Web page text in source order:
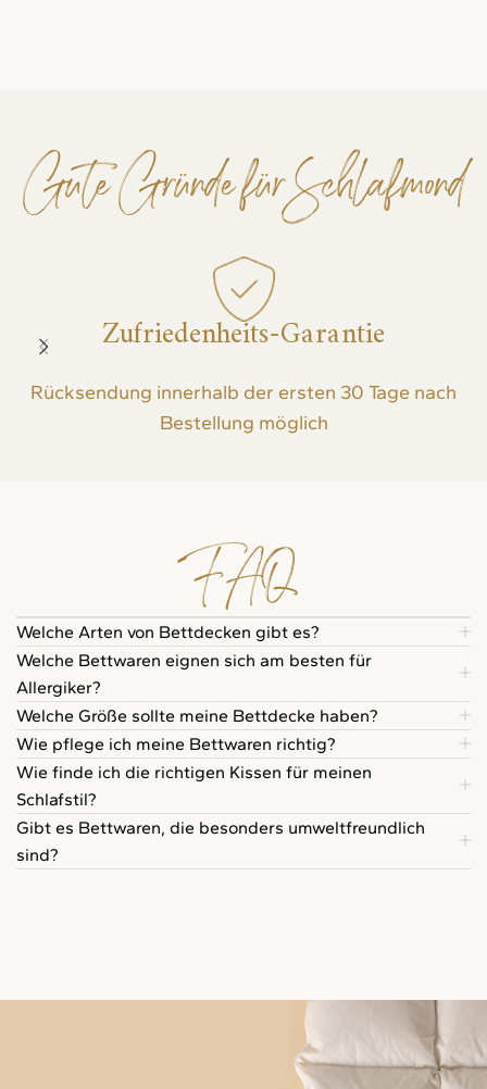
Gute Gründe für Schlafmond
Zufriedenheits-Garantie
Rücksendung innerhalb der ersten 30 Tage nach
Bestellung möglich
FAQ
Welche Arten von Bettdecken gibt es?
Welche Bettwaren eignen sich am besten für
Allergiker?
Welche Größe sollte meine Bettdecke haben?
Wie pflege ich meine Bettwaren richtig?
Wie finde ich die richtigen Kissen für meinen
Schlafstil?
Gibt es Bettwaren, die besonders umweltfreundlich
sind?